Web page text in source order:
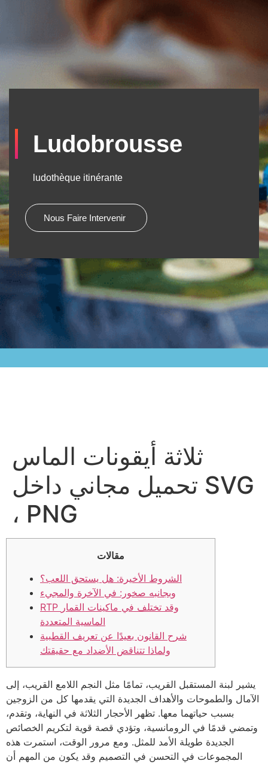
Ludobrousse
ludothèque itinérante
Nous Faire Intervenir
ثلاثة أيقونات الماس
تحميل مجاني داخل SVG
، PNG
مقالات
الشروط الأخيرة: هل يستحق اللعب؟
وبجانبه صخور: في الآخرة والمجيء
RTP وقد تختلف في ماكينات القمار
الماسية المتعددة
شرح القانون بعيدًا عن تعريف القطبية
ولماذا تتناقض الأضداد مع حقيقتك
يشير لبنة المستقبل القريب، تمامًا مثل النجم اللامع القريب، إلى
الآمال والطموحات والأهداف الجديدة التي يقدمها كل من الزوجين
بسبب حياتهما معها. تظهر الأحجار الثلاثة في النهاية، وتقدم،
وتمضي قدمًا في الرومانسية، وتؤدي قصة قوية لتكريم الخصائص
الجديدة طويلة الأمد للمثل. ومع مرور الوقت، استمرت هذه
المجموعات في التحسن في التصميم وقد يكون من المهم أن